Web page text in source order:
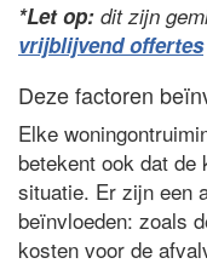
*Let op: dit zijn
vrijblijvend offertes
Deze factoren
Elke
betekent ook dat
situatie. Er zijn een
beïnvloeden: zoals
kosten voor de